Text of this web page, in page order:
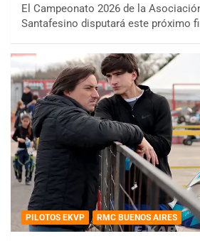
El Campeonato 2026 de la
Santafesino disputará este próximo
PILOTOS EKVP RMC BUENOS AIRES